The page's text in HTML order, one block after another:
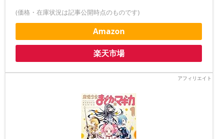
(価格・在庫状況は記事公開時点のものです)
Amazon
楽天市場